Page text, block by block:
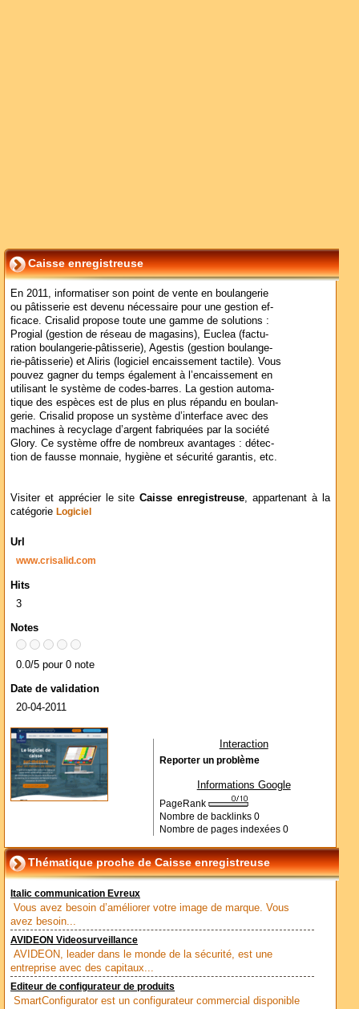
Caisse enregistreuse
En 2011, informatiser son point de vente en boulangerie
ou pâtisserie est devenu nécessaire pour une gestion ef-
ficace. Crisalid propose toute une gamme de solutions :
Progial (gestion de réseau de magasins), Euclea (factu-
ration boulangerie-pâtisserie), Agestis (gestion boulange-
rie-pâtisserie) et Aliris (logiciel encaissement tactile). Vous
pouvez gagner du temps également à l’encaissement en
utilisant le système de codes-barres. La gestion automa-
tique des espèces est de plus en plus répandu en boulan-
gerie. Crisalid propose un système d’interface avec des
machines à recyclage d’argent fabriquées par la société
Glory. Ce système offre de nombreux avantages : détec-
tion de fausse monnaie, hygiène et sécurité garantis, etc.
Visiter et apprécier le siteCaisse enregistreuse, appartenant à la
catégorie Logiciel
Url
www.crisalid.com
Hits
3
Notes
0.0/5 pour 0 note
Date de validation
20-04-2011
Interaction
Reporter un problème
Informations Google
PageRank
Nombre de backlinks 0
Nombre de pages indexées 0
Thématique proche de Caisse enregistreuse
Italic communication Evreux
Vous avez besoin d’améliorer votre image de marque. Vous
avez besoin...
AVIDEON Videosurveillance
AVIDEON, leader dans le monde de la sécurité, est une
entreprise avec des capitaux...
Editeur de configurateur de produits
SmartConfigurator est un configurateur commercial disponible